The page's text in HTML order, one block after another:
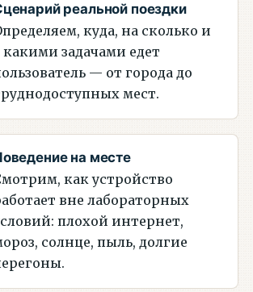
реальной поездки
куда, на сколько и
какими задачами едет
— от города до
мест.
на месте
как устройство
вне лабораторных
плохой интернет,
солнце, пыль, долгие